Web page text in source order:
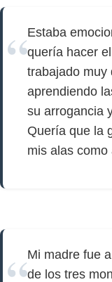
Estaba
quería hacer
trabajado muy
aprendiendo
su arrogancia
Quería que la
mis alas como
Mi madre fue
de los tres